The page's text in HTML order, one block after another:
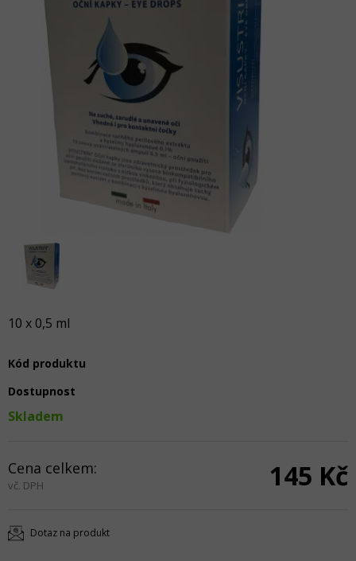
10 x 0,5 ml
Kód produktu
Dostupnost
Skladem
Cena celkem:
vč. DPH 145 Kč
Dotaz na produkt